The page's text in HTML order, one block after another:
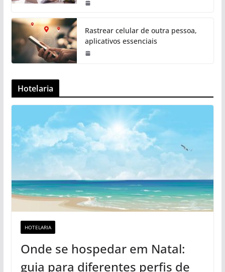
Rastrear celular de outra pessoa,
aplicativos essenciais
Hotelaria
HOTELARIA
Onde se hospedar em Natal:
guia para diferentes perfis de